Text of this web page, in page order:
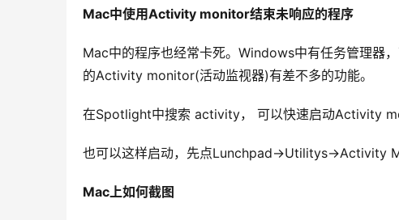
Mac中使用Activity monitor结束未响应的程序
Mac中的程序也经常卡死。Windows中有任务管理器
的Activity monitor(活动监视器)有差不多的功能。
在Spotlight中搜索 activity， 可以快速启动Activity
也可以这样启动，先点Lunchpad->Utilitys->Activity
Mac上如何截图